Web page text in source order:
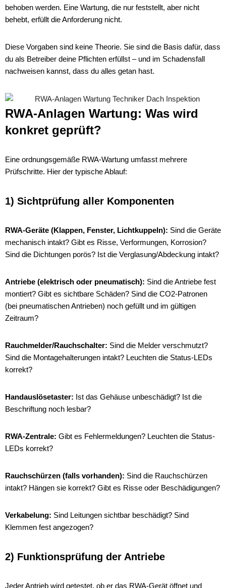
behoben werden. Eine Wartung, die nur feststellt, aber nicht
behebt, erfüllt die Anforderung nicht.
Diese Vorgaben sind keine Theorie. Sie sind die Basis dafür, dass
du als Betreiber deine Pflichten erfüllst – und im Schadensfall
nachweisen kannst, dass du alles getan hast.
RWA-Anlagen Wartung: Was wird
konkret geprüft?
Eine ordnungsgemäße RWA-Wartung umfasst mehrere
Prüfschritte. Hier der typische Ablauf:
1) Sichtprüfung aller Komponenten
RWA-Geräte (Klappen, Fenster, Lichtkuppeln): Sind die Geräte
mechanisch intakt? Gibt es Risse, Verformungen, Korrosion?
Sind die Dichtungen porös? Ist die Verglasung/Abdeckung intakt?
Antriebe (elektrisch oder pneumatisch): Sind die Antriebe fest
montiert? Gibt es sichtbare Schäden? Sind die CO2-Patronen
(bei pneumatischen Antrieben) noch gefüllt und im gültigen
Zeitraum?
Rauchmelder/Rauchschalter: Sind die Melder verschmutzt?
Sind die Montagehalterungen intakt? Leuchten die Status-LEDs
korrekt?
Handauslösetaster: Ist das Gehäuse unbeschädigt? Ist die
Beschriftung noch lesbar?
RWA-Zentrale: Gibt es Fehlermeldungen? Leuchten die Status-
LEDs korrekt?
Rauchschürzen (falls vorhanden): Sind die Rauchschürzen
intakt? Hängen sie korrekt? Gibt es Risse oder Beschädigungen?
Verkabelung: Sind Leitungen sichtbar beschädigt? Sind
Klemmen fest angezogen?
2) Funktionsprüfung der Antriebe
Jeder Antrieb wird getestet, ob er das RWA-Gerät öffnet und